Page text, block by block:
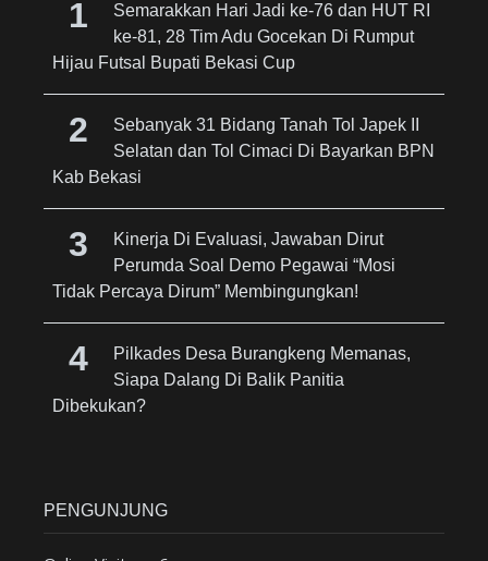
Semarakkan Hari Jadi ke-76 dan HUT RI
ke-81, 28 Tim Adu Gocekan Di Rumput
Hijau Futsal Bupati Bekasi Cup
Sebanyak 31 Bidang Tanah Tol Japek II
Selatan dan Tol Cimaci Di Bayarkan BPN
Kab Bekasi
Kinerja Di Evaluasi, Jawaban Dirut
Perumda Soal Demo Pegawai “Mosi
Tidak Percaya Dirum” Membingungkan!
Pilkades Desa Burangkeng Memanas,
Siapa Dalang Di Balik Panitia
Dibekukan?
PENGUNJUNG